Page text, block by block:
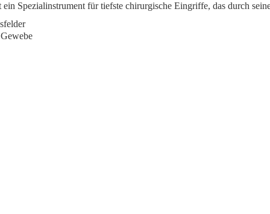
ein Spezialinstrument für tiefste chirurgische Eingriffe, das durch